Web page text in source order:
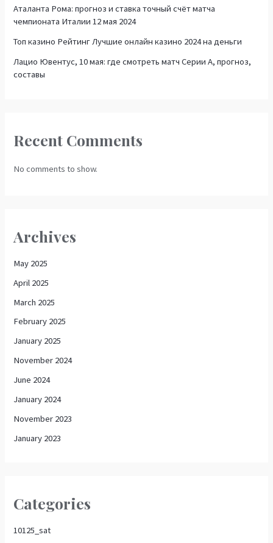
Аталанта Рома: прогноз и ставка точный счёт матча
чемпионата Италии 12 мая 2024
Топ казино Рейтинг Лучшие онлайн казино 2024 на деньги
Лацио Ювентус, 10 мая: где смотреть матч Серии А, прогноз,
составы
Recent Comments
No comments to show.
Archives
May 2025
April 2025
March 2025
February 2025
January 2025
November 2024
June 2024
January 2024
November 2023
January 2023
Categories
10125_sat